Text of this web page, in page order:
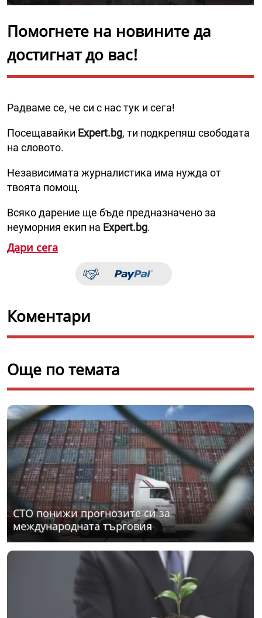
Помогнете на новините да
достигнат до вас!
Радваме се, че си с нас тук и сега!
Посещавайки Expert.bg, ти подкрепяш свободата
на словото.
Независимата журналистика има нужда от
твоята помощ.
Всяко дарение ще бъде предназначено за
неуморния екип на Expert.bg.
Дари сега
Коментари
Още по темата
СТО понижи прогнозите си за
международната търговия